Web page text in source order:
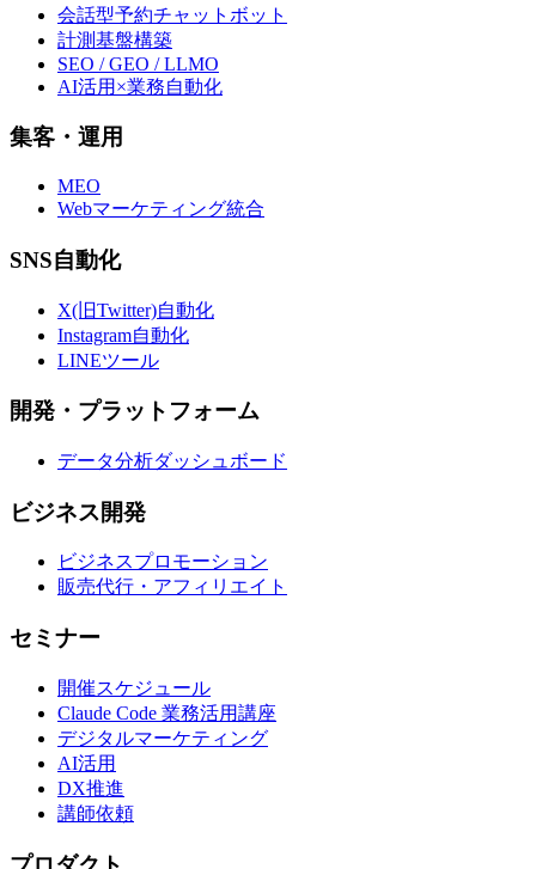
会話型予約チャットボット
計測基盤構築
SEO / GEO / LLMO
AI活用×業務自動化
集客・運用
MEO
Webマーケティング統合
SNS自動化
X(旧Twitter)自動化
Instagram自動化
LINEツール
開発・プラットフォーム
データ分析ダッシュボード
ビジネス開発
ビジネスプロモーション
販売代行・アフィリエイト
セミナー
開催スケジュール
Claude Code 業務活用講座
デジタルマーケティング
AI活用
DX推進
講師依頼